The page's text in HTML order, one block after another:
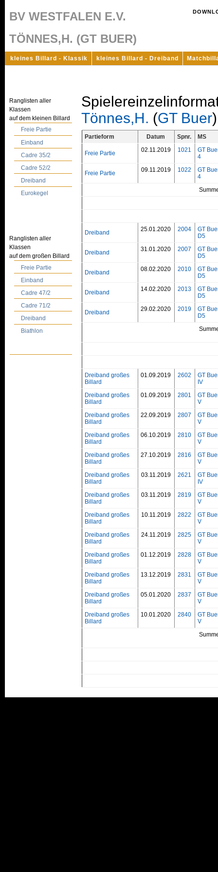
BV WESTFALEN E.V.
TÖNNES,H. (GT BUER)
kleines Billard - Klassik kleines Billard - Dreiband
Ranglisten aller
Klassen
auf dem kleinen Billard
Freie Partie
Einband
Cadre 35/2
Cadre 52/2
Dreiband
Eurokegel
Ranglisten aller
Klassen
auf dem großen Billard
Freie Partie
Einband
Cadre 47/2
Cadre 71/2
Dreiband
Biathlon
Tönnes,H. (GT Buer)
Partieform Datum Spnr. MS
Freie Partie 02.11.2019 1021
GT
4
Freie Partie 09.11.2019 1022
GT
4
Dreiband 25.01.2020 2004
GT
D5
Dreiband 31.01.2020 2007
GT
D5
Dreiband 08.02.2020 2010
GT
D5
Dreiband 14.02.2020 2013
GT
D5
Dreiband 29.02.2020 2019
GT
D5
Dreiband großes
Billard
01.09.2019 2602
GT
IV
Dreiband großes
Billard
01.09.2019 2801
GT
V
Dreiband großes
Billard
22.09.2019 2807
GT
V
Dreiband großes
Billard
06.10.2019 2810
GT
V
Dreiband großes
Billard
27.10.2019 2816
GT
V
Dreiband großes
Billard
03.11.2019 2621
GT
IV
Dreiband großes
Billard
03.11.2019 2819
GT
V
Dreiband großes
Billard
10.11.2019 2822
GT
V
Dreiband großes
Billard
24.11.2019 2825
GT
V
Dreiband großes
Billard
01.12.2019 2828
GT
V
Dreiband großes
Billard
13.12.2019 2831
GT
V
Dreiband großes
Billard
05.01.2020 2837
GT
V
Dreiband großes
Billard
10.01.2020 2840
GT
V